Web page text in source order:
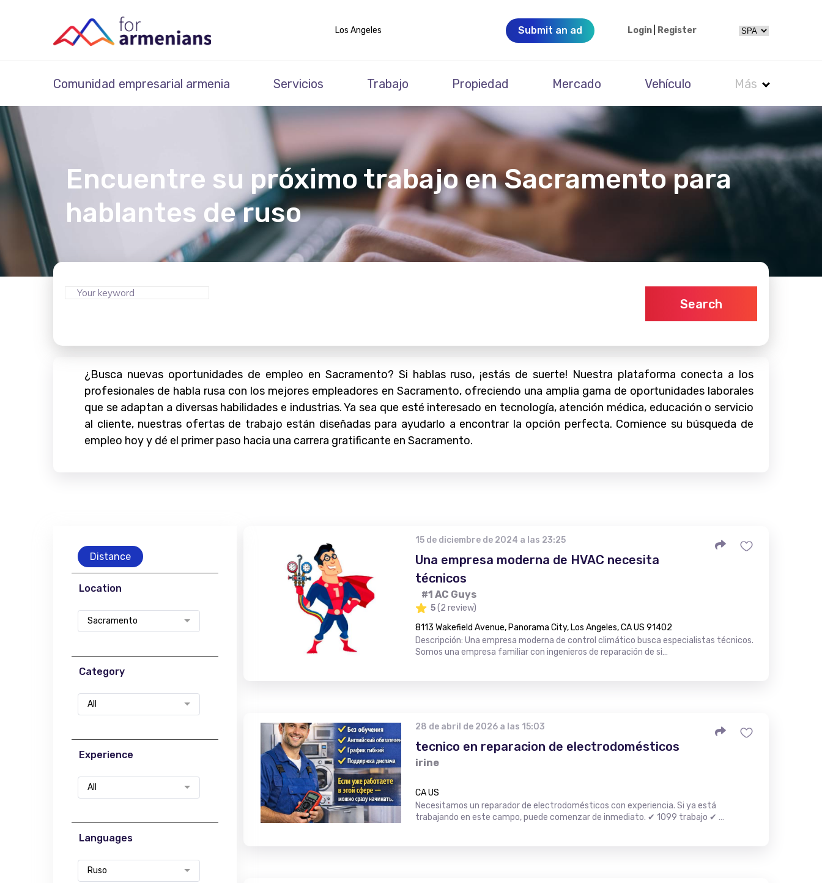
Los Angeles Submit an ad Login Register
Comunidad empresarial armenia Servicios Trabajo Propiedad Mercado Vehículo Más
Encuentre su próximo trabajo en Sacramento para
hablantes de ruso
Search
¿Busca nuevas oportunidades de empleo en Sacramento? Si hablas ruso, ¡estás de suerte! Nuestra plataforma conecta a los
profesionales de habla rusa con los mejores empleadores en Sacramento, ofreciendo una amplia gama de oportunidades laborales
que se adaptan a diversas habilidades e industrias. Ya sea que esté interesado en tecnología, atención médica, educación o servicio
al cliente, nuestras ofertas de trabajo están diseñadas para ayudarlo a encontrar la opción perfecta. Comience su búsqueda de
empleo hoy y dé el primer paso hacia una carrera gratificante en Sacramento.
Distance
Location
Sacramento
Category
All
Experience
All
Languages
Ruso
15 de diciembre de 2024 a las 23:25
Una empresa moderna de HVAC necesita
técnicos
#1 AC Guys
5(2 review)
8113 Wakefield Avenue, Panorama City, Los Angeles, CA US 91402
Descripción: Una empresa moderna de control climático busca especialistas técnicos.
Somos una empresa familiar con ingenieros de reparación de si…
28 de abril de 2026 a las 15:03
tecnico en reparacion de electrodomésticos
irine
CA US
Necesitamos un reparador de electrodomésticos con experiencia. Si ya está
trabajando en este campo, puede comenzar de inmediato. ✔ 1099 trabajo ✔ …